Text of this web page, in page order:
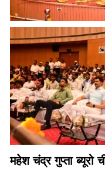
महेश चंद्र गुप्ता ब्यूरो